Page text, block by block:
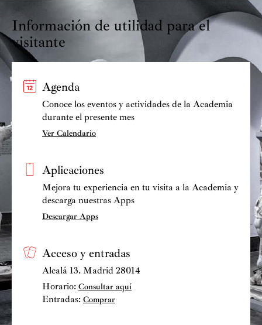
Información de utilidad para el
visitante
Agenda
Conoce los eventos y actividades de la Academia
durante el presente mes
Ver Calendario
Aplicaciones
Mejora tu experiencia en tu visita a la Academia y
descarga nuestras Apps
Descargar Apps
Acceso y entradas
Alcalá 13. Madrid 28014
Horario: Consultar aquí
Entradas: Comprar